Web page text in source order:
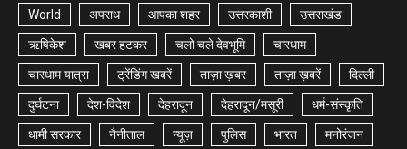
World अपराध आपका शहर उत्तरकाशी उत्तराखंड
ऋषिकेश खबर हटकर चलो चले देवभूमि चारधाम
चारधाम यात्रा ट्रेंडिंग खबरें ताज़ा ख़बर ताज़ा ख़बरें दिल्ली
दुर्घटना देश-विदेश देहरादून देहरादून/मसूरी धर्म-संस्कृति
धामी सरकार नैनीताल न्यूज़ पुलिस भारत मनोरंजन